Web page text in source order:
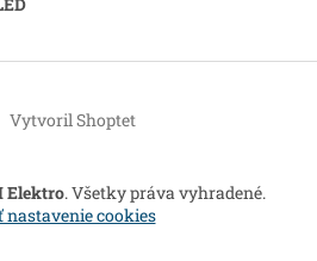
Vytvoril Shoptet
Elektro. Všetky práva vyhradené.
nastavenie cookies